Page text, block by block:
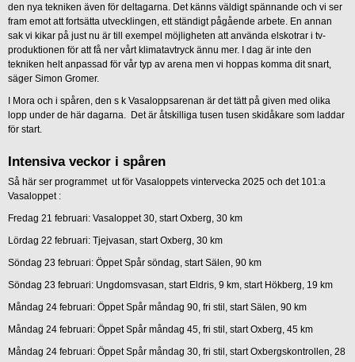
den nya tekniken även för deltagarna. Det känns väldigt spännande och vi ser
fram emot att fortsätta utvecklingen, ett ständigt pågående arbete. En annan
sak vi kikar på just nu är till exempel möjligheten att använda elskotrar i tv-
produktionen för att få ner vårt klimatavtryck ännu mer. I dag är inte den
tekniken helt anpassad för vår typ av arena men vi hoppas komma dit snart,
säger Simon Gromer.
I Mora och i spåren, den s k Vasaloppsarenan är det tätt på given med olika
lopp under de här dagarna. Det är åtskilliga tusen tusen skidåkare som laddar
för start.
Intensiva veckor i spåren
Så här ser programmet ut för Vasaloppets vintervecka 2025 och det 101:a
Vasaloppet :
Fredag 21 februari: Vasaloppet 30, start Oxberg, 30 km
Lördag 22 februari: Tjejvasan, start Oxberg, 30 km
Söndag 23 februari: Öppet Spår söndag, start Sälen, 90 km
Söndag 23 februari: Ungdomsvasan, start Eldris, 9 km, start Hökberg, 19 km
Måndag 24 februari: Öppet Spår måndag 90, fri stil, start Sälen, 90 km
Måndag 24 februari: Öppet Spår måndag 45, fri stil, start Oxberg, 45 km
Måndag 24 februari: Öppet Spår måndag 30, fri stil, start Oxbergskontrollen, 28